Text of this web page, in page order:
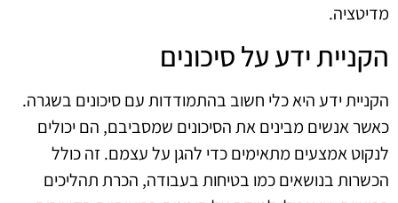
מדיטציה.
הקניית ידע על סיכונים
הקניית ידע היא כלי חשוב בהתמודדות עם סיכונים בשגרה.
כאשר אנשים מבינים את הסיכונים שמסביבם, הם יכולים
לנקוט אמצעים מתאימים כדי להגן על עצמם. זה כולל
הכשרות בנושאים כמו בטיחות בעבודה, הכרת תהליכים